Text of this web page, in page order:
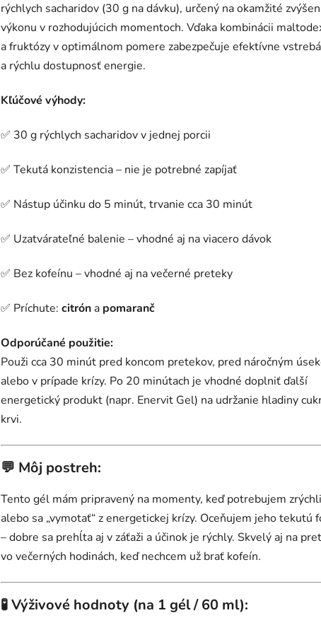
rýchlych sacharidov (30 g na dávku), určený na okamžité
výkonu v rozhodujúcich momentoch. Vďaka kombinácii
a fruktózy v optimálnom pomere zabezpečuje efektívne
a rýchlu dostupnosť energie.
Kľúčové výhody:
✅ 30 g rýchlych sacharidov v jednej porcii
✅ Tekutá konzistencia – nie je potrebné zapíjať
✅ Nástup účinku do 5 minút, trvanie cca 30 minút
✅ Uzatvárateľné balenie – vhodné aj na viacero dávok
✅ Bez kofeínu – vhodné aj na večerné preteky
✅ Príchute: citrón a pomaranč
Odporúčané použitie:
Použi cca 30 minút pred koncom pretekov, pred náročným
alebo v prípade krízy. Po 20 minútach je vhodné doplniť ďalší
energetický produkt (napr. Enervit Gel) na udržanie hladiny
krvi.
💬 Môj postreh:
Tento gél mám pripravený na momenty, keď potrebujem
alebo sa „vymotať“ z energetickej krízy. Oceňujem jeho tekutú
– dobre sa prehĺta aj v záťaži a účinok je rýchly. Skvelý aj na
vo večerných hodinách, keď nechcem už brať kofeín.
🧪Výživové hodnoty (na 1 gél / 60 ml):